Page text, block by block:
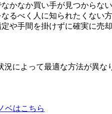
かなか買い手が見つからな
るべく人に知られたくない方
や手間を掛けずに確実に売
況によって最適な方法が異な
ベはこちら